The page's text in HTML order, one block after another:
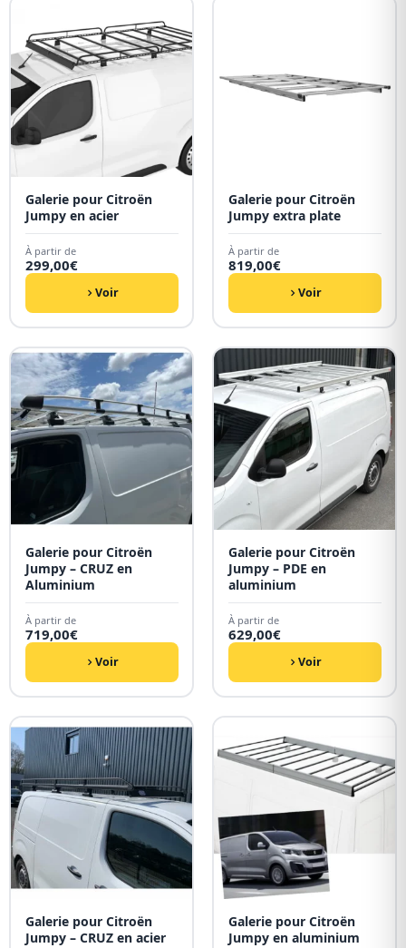
Galerie pour Citroën
Jumpy en acier
À partir de
299,00€
Voir
Galerie pour Citroën
Jumpy extra plate
À partir de
819,00€
Voir
Galerie pour Citroën
Jumpy – CRUZ en
Aluminium
À partir de
719,00€
Voir
Galerie pour Citroën
Jumpy – PDE en
aluminium
À partir de
629,00€
Voir
Galerie pour Citroën
Jumpy – CRUZ en acier
Galerie pour Citroën
Jumpy en aluminium